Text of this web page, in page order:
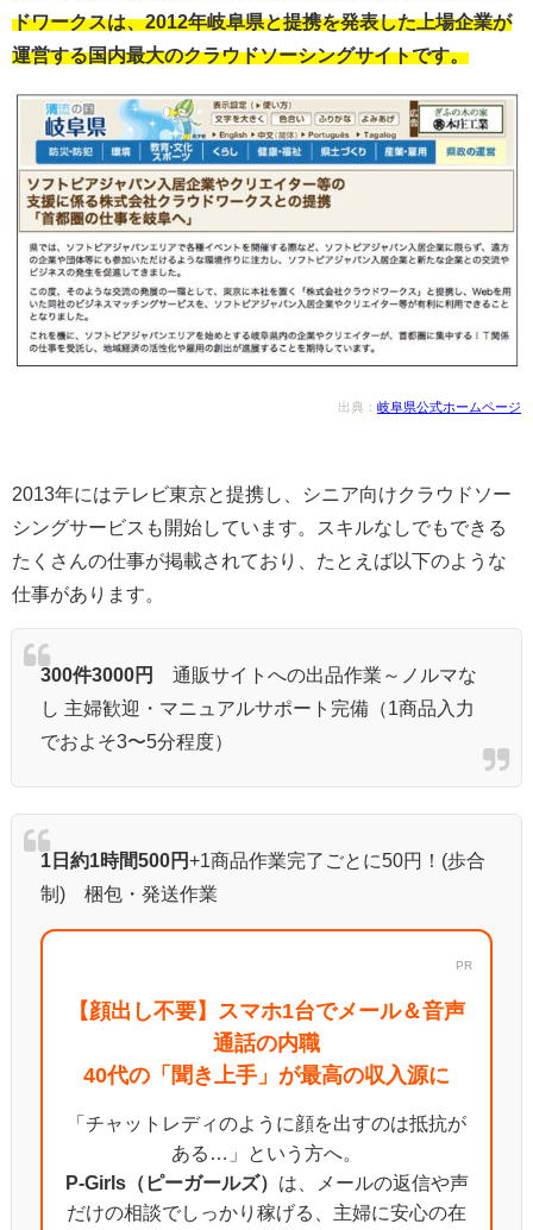
ドワークスは、2012年岐阜県と提携を発表した上場企業が
運営する国内最大のクラウドソーシングサイトです。
出典： 岐阜県公式ホームページ
2013年にはテレビ東京と提携し、シニア向けクラウドソー
シングサービスも開始しています。スキルなしでもできる
たくさんの仕事が掲載されており、たとえば以下のような
仕事があります。
300件3000円
通販サイトへの出品作業～ノルマな
し 主婦歓迎・マニュアルサポート完備（1商品入力
でおよそ3〜5分程度）
1日約1時間500円+1商品作業完了ごとに50円！(歩合
制) 梱包・発送作業
PR
【顔出し不要】スマホ1台でメール＆音声
通話の内職
40代の「聞き上手」が最高の収入源に
「チャットレディのように顔を出すのは抵抗が
ある…」という方へ。
P-Girls（ピーガールズ） は、メールの返信や声
だけの相談でしっかり稼げる、主婦に安心の在